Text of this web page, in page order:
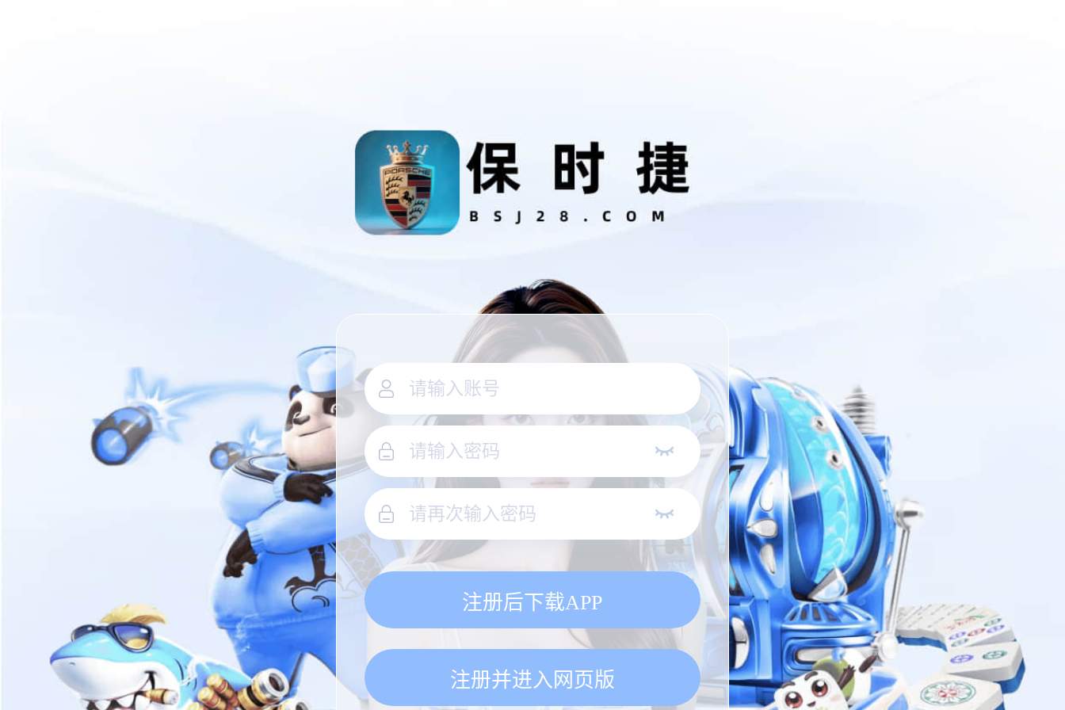
注册后下载APP
注册并进入网页版